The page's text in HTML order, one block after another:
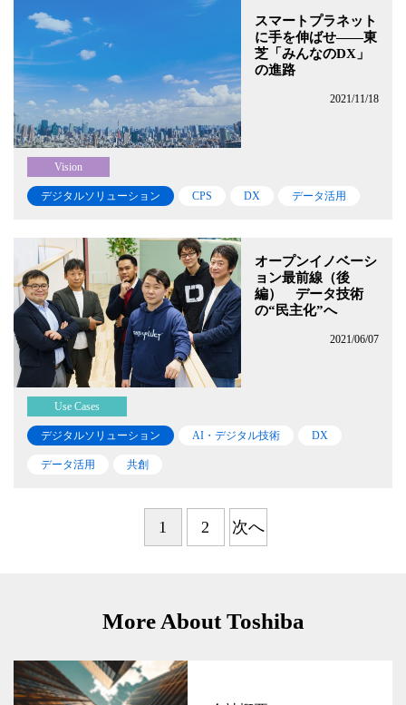
スマートプラネット
に手を伸ばせ――東
芝「みんなのDX」
の進路
2021/11/18
Vision
デジタルソリューション CPS DX データ活用
オープンイノベーシ
ョン最前線（後
編） データ技術
の“民主化”へ
2021/06/07
Use Cases
デジタルソリューション AI・デジタル技術 DX
データ活用 共創
1 2 次へ
More About Toshiba